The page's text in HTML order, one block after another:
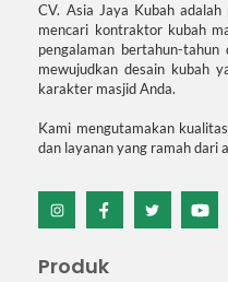
CV. Asia Jaya Kubah
mencari kontraktor kubah
pengalaman bertahun-
mewujudkan desain kubah
karakter masjid Anda.
Kami mengutamakan
dan layanan yang ramah dari
Icon
Icon
Icon
Icon
Produk